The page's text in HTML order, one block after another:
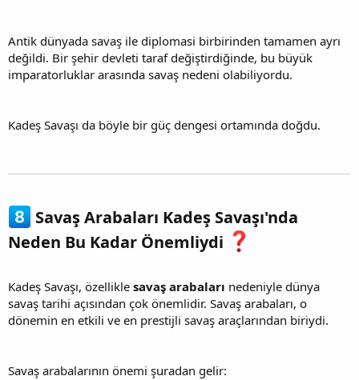
Antik dünyada savaş ile diplomasi birbirinden tamamen ayrı
değildi. Bir şehir devleti taraf değiştirdiğinde, bu büyük
imparatorluklar arasında savaş nedeni olabiliyordu.
Kadeş Savaşı da böyle bir güç dengesi ortamında doğdu.
Savaş Arabaları Kadeş Savaşı'nda
Neden Bu Kadar Önemliydi
Kadeş Savaşı, özellikle savaş arabaları nedeniyle dünya
savaş tarihi açısından çok önemlidir. Savaş arabaları, o
dönemin en etkili ve en prestijli savaş araçlarından biriydi.
Savaş arabalarının önemi şuradan gelir: